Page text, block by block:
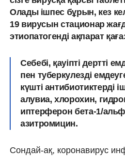
Олады ішпес бұрын, кез
19 вирусын стационар
этиопатогенді ақпарат
Себебі, қауіпті дертті
пен туберкулезді
күшті антибиотиктерді
алувиа, хлорохин,
иптерферон бета-1/
азитромицин.
Сондай-ақ, коронавирус